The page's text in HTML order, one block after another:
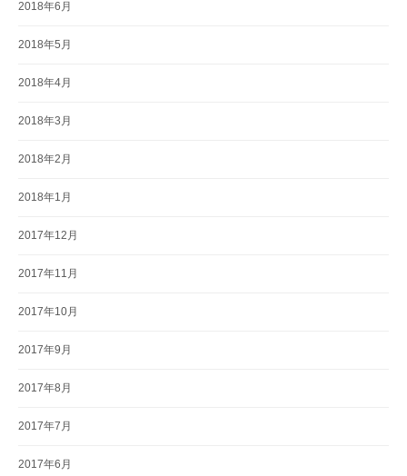
2018年6月
2018年5月
2018年4月
2018年3月
2018年2月
2018年1月
2017年12月
2017年11月
2017年10月
2017年9月
2017年8月
2017年7月
2017年6月